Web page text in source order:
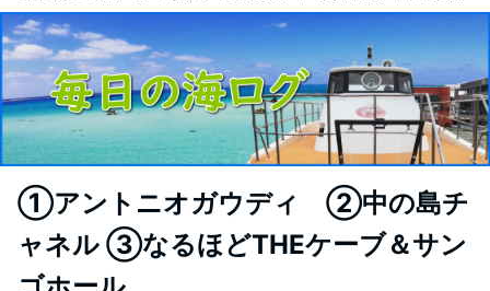
①アントニオガウディ ②中の島チ
ャネル ③なるほどTHEケーブ＆サン